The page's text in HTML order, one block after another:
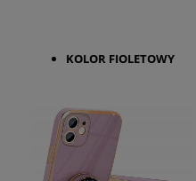
KOLOR FIOLETOWY